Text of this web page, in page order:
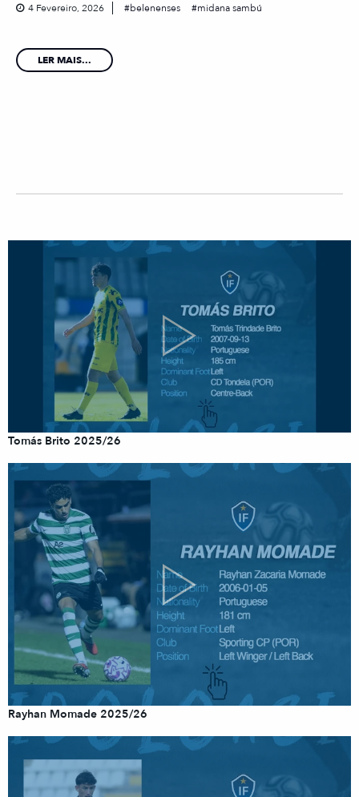
4 Fevereiro, 2026 belenenses midana sambú
LER MAIS...
Tomás Brito 2025/26
Rayhan Momade 2025/26